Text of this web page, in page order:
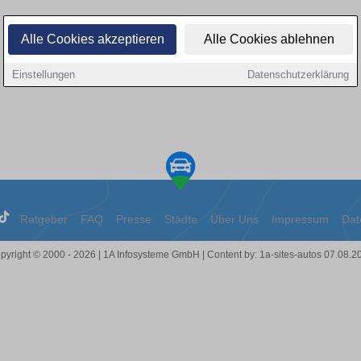
Alle Cookies akzeptieren Alle Cookies ablehnen
Einstellungen Datenschutzerklärung
Ratgeber FAQ Presse Städte Über Uns Impressum
© 2000 - 2026 | 1A Infosysteme GmbH | Content by: 1a-sites-autos